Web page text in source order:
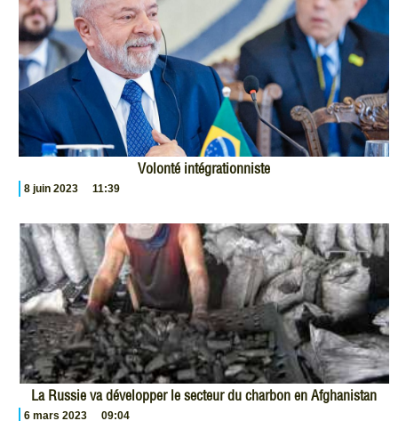
Volonté intégrationniste
8 juin 2023 11:39
La Russie va développer le secteur du charbon en Afghanistan
6 mars 2023 09:04